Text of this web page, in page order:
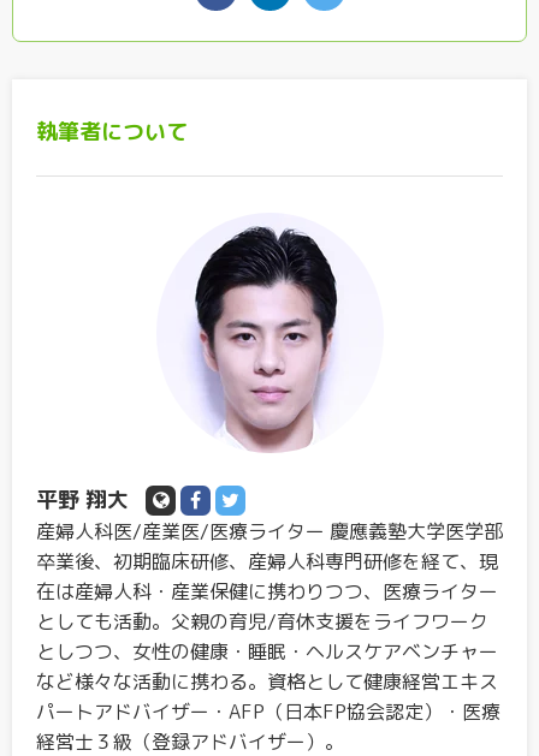
執筆者について
平野 翔大
産婦人科医/産業医/医療ライター 慶應義塾大学医学部
卒業後、初期臨床研修、産婦人科専門研修を経て、現
在は産婦人科・産業保健に携わりつつ、医療ライター
としても活動。父親の育児/育休支援をライフワーク
としつつ、女性の健康・睡眠・ヘルスケアベンチャー
など様々な活動に携わる。資格として健康経営エキス
パートアドバイザー・AFP（日本FP協会認定）・医療
経営士３級（登録アドバイザー）。